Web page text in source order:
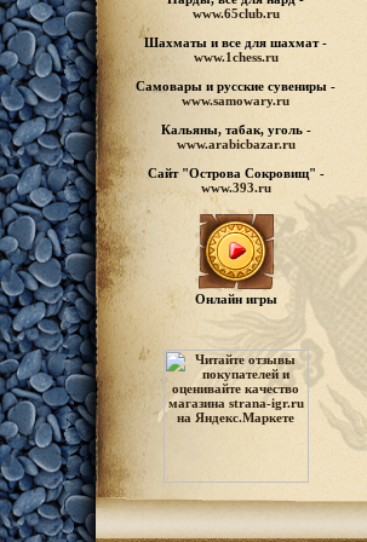
www.65club.ru
Шахматы и все для шахмат -
www.1chess.ru
Самовары и русские сувениры -
www.samowary.ru
Кальяны, табак, уголь -
www.arabicbazar.ru
Сайт "Острова Сокровищ" -
www.393.ru
Онлайн игры